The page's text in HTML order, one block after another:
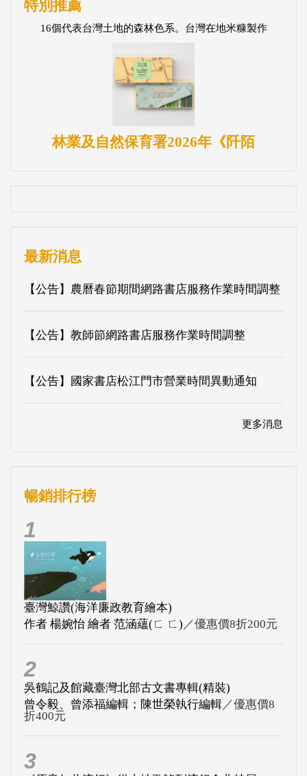
特別推薦
16個代表台灣土地的森林色系。台灣在地米糠製作
林業及自然保育署2026年《阡陌
最新消息
【公告】農曆春節期間網路書店服務作業時間調整
【公告】教師節網路書店服務作業時間調整
【公告】國家書店松江門市營業時間異動通知
更多消息
暢銷排行榜
1
臺灣鯨讚(海洋廉政教育繪本)
作者 楊婉怡 繪者 范涵蘊(ㄈ ㄈ) ／優惠價8折200元
2
吳鶴記及館藏臺灣北部古文書專輯(精裝)
曾令毅、曾添福編輯；陳世榮執行編輯／優惠價8
折400元
3